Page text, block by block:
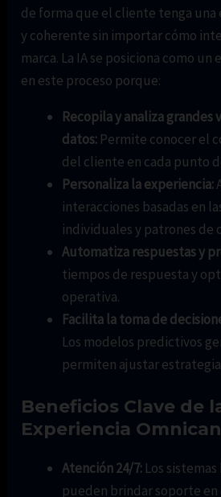
de forma que el cliente tenga
y coherente sin importar cómo
marca. La IA se posiciona como
en este proceso porque:
Recopila y analiza grandes
datos: Permite conocer el
del cliente en cada punto
Personaliza la experiencia:
interacciones basadas en
individuales y patrones de
Automatiza respuestas y
tiempos de respuesta y
operativa.
Facilita la toma de
Los modelos predictivos
permiten ajustar
Beneficios Clave de
Experiencia
Atención 24/7: Los
pueden brindar soporte